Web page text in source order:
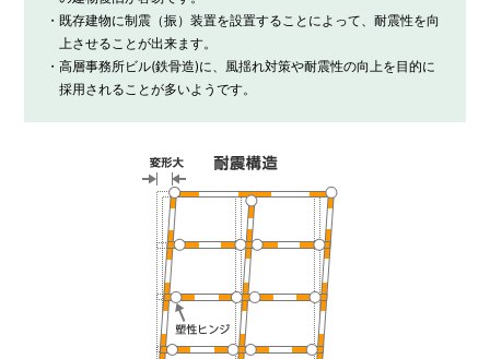
・既存建物に制震（振）装置を設置することによって、耐震性を向
上させることが出来ます。
・高層事務所ビル(鉄骨造)に、風揺れ対策や耐震性の向上を目的に
採用されることが多いようです。